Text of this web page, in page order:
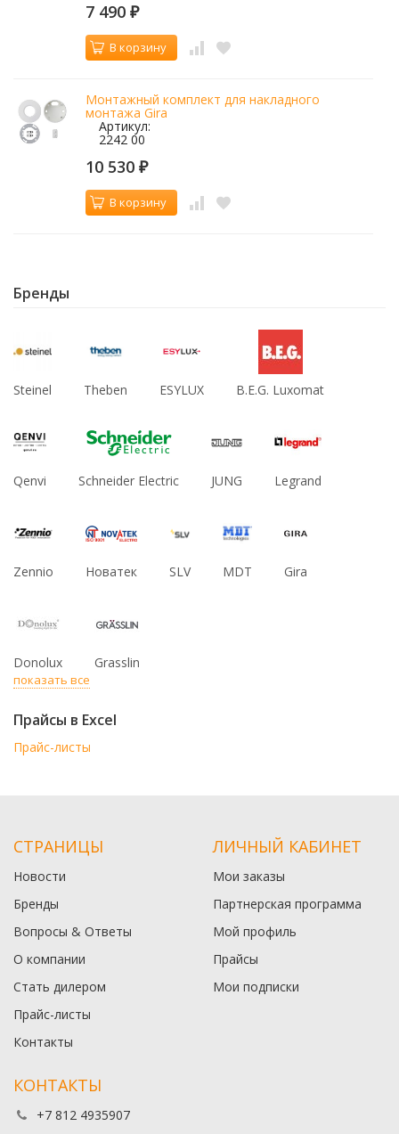
7 490 ₽
В корзину
Монтажный комплект для накладного
монтажа Gira
Артикул:
2242 00
10 530 ₽
В корзину
Бренды
Steinel Theben ESYLUX B.E.G. Luxomat
Qenvi Schneider Electric JUNG Legrand
Zennio Новатек SLV MDT Gira
Donolux Grasslin
показать все
Прайсы в Excel
Прайс-листы
СТРАНИЦЫ
Новости
Бренды
Вопросы & Ответы
О компании
Стать дилером
Прайс-листы
Контакты
ЛИЧНЫЙ КАБИНЕТ
Мои заказы
Партнерская программа
Мой профиль
Прайсы
Мои подписки
КОНТАКТЫ
+7 812 4935907